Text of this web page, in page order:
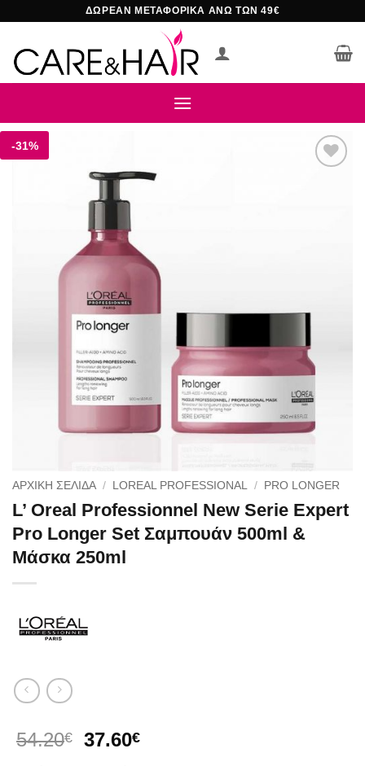
περιεχόμενο
ΔΩΡΕΑΝ ΜΕΤΑΦΟΡΙΚΑ ΑΝΩ ΤΩΝ 49€
-31%
ΑΡΧΙΚΉ ΣΕΛΊΔΑ / LOREAL PROFESSIONAL / PRO LONGER
L’ Oreal Professionnel New Serie Expert
Pro Longer Set Σαμπουάν 500ml &
Μάσκα 250ml
54.20€
Original
37.60€Η